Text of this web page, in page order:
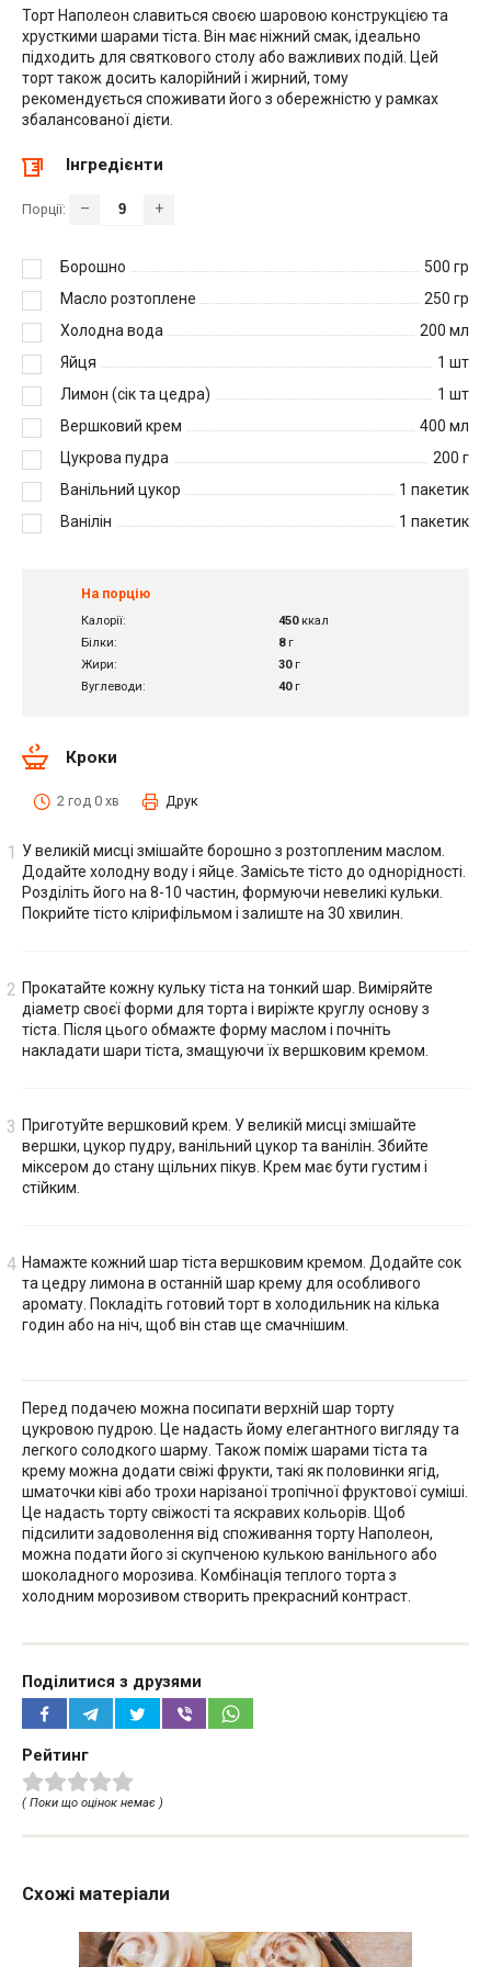
Торт Наполеон славиться своєю шаровою конструкцією та
хрусткими шарами тіста. Він має ніжний смак, ідеально
підходить для святкового столу або важливих подій. Цей
торт також досить калорійний і жирний, тому
рекомендується споживати його з обережністю у рамках
збалансованої дієти.
Інгредієнти
Порції: – +
Борошно 500 гр
Масло розтоплене
250 гр
Холодна вода
200 мл
Яйця
1 шт
Лимон (сік та цедра)
1 шт
Вершковий крем
400 мл
Цукрова пудра
200 г
Ванільний цукор
1 пакетик
Ванілін
1 пакетик
На порцію
Калорії: 450ккал
Білки:
8г
Жири:
30г
Вуглеводи:
40г
Кроки
2 год 0 хв Друк
У великій мисці змішайте борошно з розтопленим маслом.
Додайте холодну воду і яйце. Замісьте тісто до однорідності.
Розділіть його на 8-10 частин, формуючи невеликі кульки.
Покрийте тісто клірифільмом і залиште на 30 хвилин.
Прокатайте кожну кульку тіста на тонкий шар. Виміряйте
діаметр своєї форми для торта і виріжте круглу основу з
тіста. Після цього обмажте форму маслом і почніть
накладати шари тіста, змащуючи їх вершковим кремом.
Приготуйте вершковий крем. У великій мисці змішайте
вершки, цукор пудру, ванільний цукор та ванілін. Збийте
міксером до стану щільних пікув. Крем має бути густим і
стійким.
Намажте кожний шар тіста вершковим кремом. Додайте сок
та цедру лимона в останній шар крему для особливого
аромату. Покладіть готовий торт в холодильник на кілька
годин або на ніч, щоб він став ще смачнішим.
Перед подачею можна посипати верхній шар торту
цукровою пудрою. Це надасть йому елегантного вигляду та
легкого солодкого шарму. Також поміж шарами тіста та
крему можна додати свіжі фрукти, такі як половинки ягід,
шматочки ківі або трохи нарізаної тропічної фруктової суміші.
Це надасть торту свіжості та яскравих кольорів. Щоб
підсилити задоволення від споживання торту Наполеон,
можна подати його зі скупченою кулькою ванільного або
шоколадного морозива. Комбінація теплого торта з
холодним морозивом створить прекрасний контраст.
Поділитися з друзями
Рейтинг
( Поки що оцінок немає )
Схожі матеріали